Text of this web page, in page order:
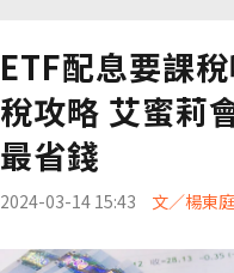
ETF配息要課
稅攻略 艾蜜莉
最省錢
2024-03-14 15:43 文／楊東庭